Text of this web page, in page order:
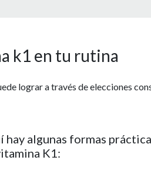
k1 en tu rutina
lograr a través de elecciones
hay algunas formas
K1: